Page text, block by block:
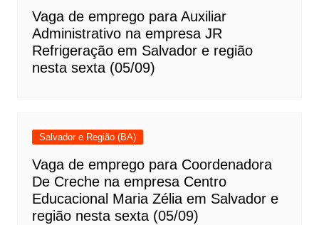
Vaga de emprego para Auxiliar
Administrativo na empresa JR
Refrigeração em Salvador e região
nesta sexta (05/09)
Salvador e Região (BA)
Vaga de emprego para Coordenadora
De Creche na empresa Centro
Educacional Maria Zélia em Salvador e
região nesta sexta (05/09)